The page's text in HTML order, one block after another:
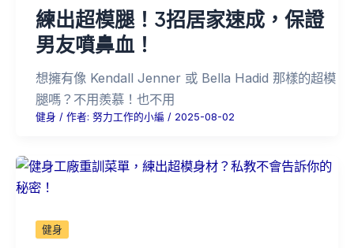
練出超模腿！3招居家速成，保證
男友噴鼻血！
想擁有像 Kendall Jenner 或 Bella Hadid 那樣的超模
腿嗎？不用羨慕！也不用
健身 / 作者: 努力工作的小編 / 2025-08-02
健身